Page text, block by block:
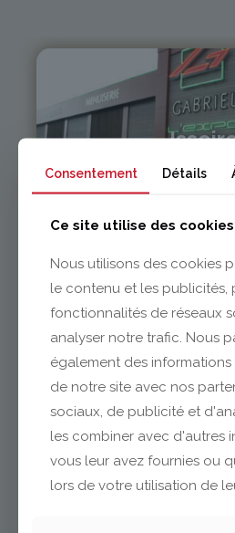
Clermont-
04 73 42
Consentement Détails
Ce site utilise des cookies
Nous utilisons des cookies
le contenu et les publicités,
fonctionnalités de réseaux
analyser notre trafic. Nous
également des
de notre site avec nos
sociaux, de publicité et
les combiner avec d'autres
vous leur avez fournies ou
lors de votre utilisation de